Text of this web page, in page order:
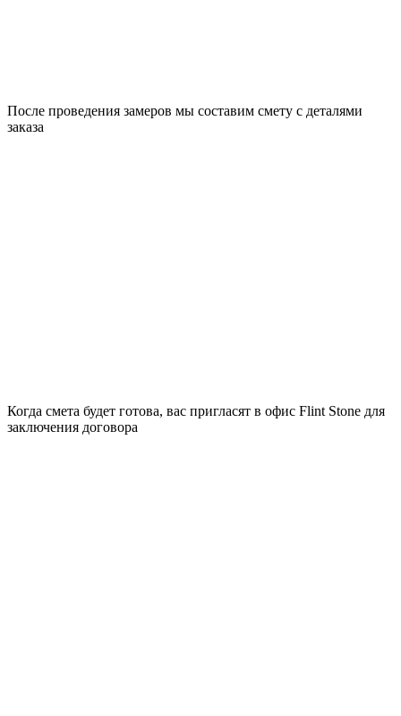
После проведения замеров мы составим смету с деталями
заказа
Когда смета будет готова, вас пригласят в офис Flint Stone для
заключения договора